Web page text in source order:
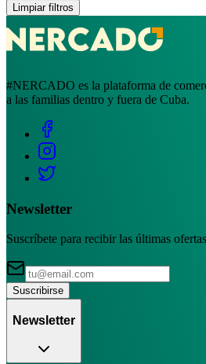
Limpiar filtros
#NERCADO es la plataforma de
a las familias dentro y fuera de Cuba.
Newsletter
Suscríbete para recibir las últimas
Suscribirse
Newsletter